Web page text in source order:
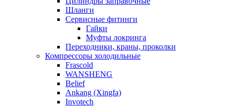
Шланги
Сервисные фитинги
Гайки
Муфты локринга
Переходники, краны, проколки
Компрессоры холодильные
Frascold
WANSHENG
Belief
Ankang (Xingfa)
Invotech